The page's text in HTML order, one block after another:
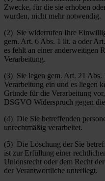
Zwecke, für die sie erhoben
wurden, nicht mehr notwendig.
(2) Sie widerrufen Ihre
gem. Art. 6 Abs. 1 lit. a oder
es fehlt an einer anderweitigen
Verarbeitung.
(3) Sie legen gem. Art. 21
Verarbeitung ein und es liegen
Gründe für die Verarbeitung
DSGVO Widerspruch gegen
(4) Die Sie betreffenden
unrechtmäßig verarbeitet.
(5) Die Löschung der Sie
ist zur Erfüllung einer
Unionsrecht oder dem Recht
der Verantwortliche unterliegt.